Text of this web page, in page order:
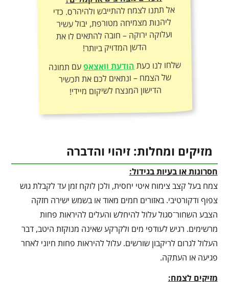
אל תתנו לצמח להתייבש ולהיהרס. כדי
ליהנות מצמיחה מטורפת, יבול עשיר
ועלוקה ירוקה – חובה להתאים לו את
הדשן המדויק ביותר!
שלחו לנו כעתהודעת וואצאפעם תמונה
של הצמח – ונתאים לכם את תכשיר
הדישון המנצח לשיקום מיידי!
מזיקים ומחלות: זיהוי והדברה
חסרונות או בעיות בגידול:
צמח בעל קצב צימוח איטי יחסית, ולכן לוקח זמן עד לקבלת גוש
צפוף ודקורטיבי. באזורים חמים מאוד או בשמש ישירה חזקה
הצבע השחור־סגול עלול להיחלש והעלים להיראות פחות
מרשימים. רגיש לעודפי מים ולקרקע שאינה מנוקזת היטב, דבר
העלול לגרום לריקבון שורשים. עלול להיראות פחות חיוני לאחר
פגיעה או העתקה.
מזיקים לצמח: